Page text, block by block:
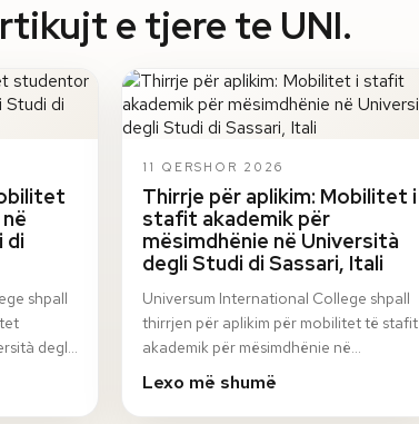
e tjere te UNI.
di
shpall
degli
11 QERSHOR 2026
Thirrje për aplikim: Mobilitet i
stafit akademik për
mësimdhënie në Università
degli Studi di Sassari, Itali
Universum International College shpall
thirrjen për aplikim për mobilitet të stafit
akademik për mësimdhënie në
Università degli Studi di Sassari, Itali, në
Lexo më shumë